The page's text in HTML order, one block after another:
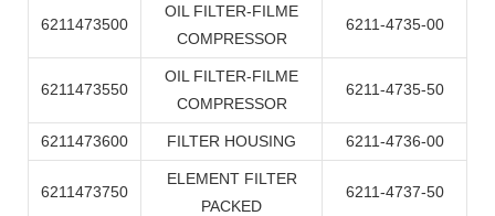
6211473500
OIL FILTER-FILME
COMPRESSOR
6211-4735-00
6211473550
OIL FILTER-FILME
COMPRESSOR
6211-4735-50
6211473600 FILTER HOUSING 6211-4736-00
6211473750
ELEMENT FILTER
PACKED
6211-4737-50